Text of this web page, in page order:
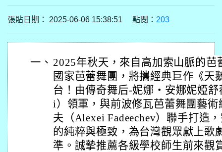
張貼日期： 2025-06-06 15:38:51 點閱： 203
一、 2025年秋天，來自高加索山脈的
國家芭蕾舞團，將攜經典巨作《天
台！由傳奇舞后-妮娜・安娜妮婭
i）領軍，與前波修瓦芭蕾舞團藝術
夫（Alexei Fadeechev）聯手打造
的純粹與極致，為台灣觀眾獻上歌
準。誠摯推薦各級學校師生前來觀